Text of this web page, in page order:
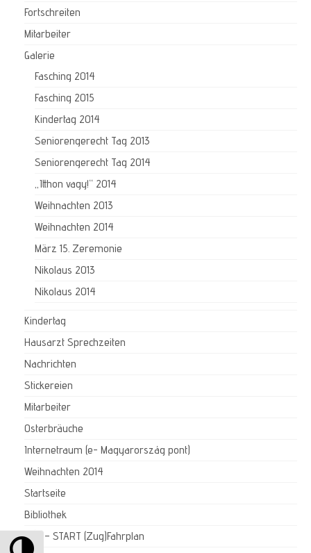
Umschalten auf hohe Kontraste
Fortschreiten
Mitarbeiter
Galerie
Fasching 2014
Fasching 2015
Kindertag 2014
Seniorengerecht Tag 2013
Seniorengerecht Tag 2014
„Itthon vagy!“ 2014
Weihnachten 2013
Weihnachten 2014
März 15. Zeremonie
Nikolaus 2013
Nikolaus 2014
Kindertag
Hausarzt Sprechzeiten
Nachrichten
Stickereien
Mitarbeiter
Osterbräuche
Internetraum (e- Magyarország pont)
Weihnachten 2014
Startseite
Bibliothek
MÁV – START (Zug)Fahrplan